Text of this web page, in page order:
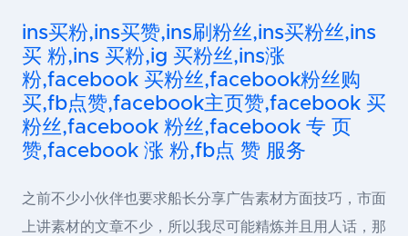
ins买粉,ins买赞,ins刷粉丝,ins买粉丝,ins
买 粉,ins 买粉,ig 买粉丝,ins涨
粉,facebook 买粉丝,facebook粉丝购
买,fb点赞,facebook主页赞,facebook 买
粉丝,facebook 粉丝,facebook 专 页
赞,facebook 涨 粉,fb点 赞 服务
之前不少小伙伴也要求船长分享广告素材方面技巧，市面
上讲素材的文章不少，所以我尽可能精炼并且用人话，那